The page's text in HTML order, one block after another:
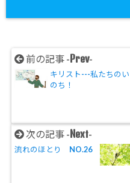
前の記事 -Prev-
キリスト---私たちのい
のち！
次の記事 -Next-
流れのほとり NO.26